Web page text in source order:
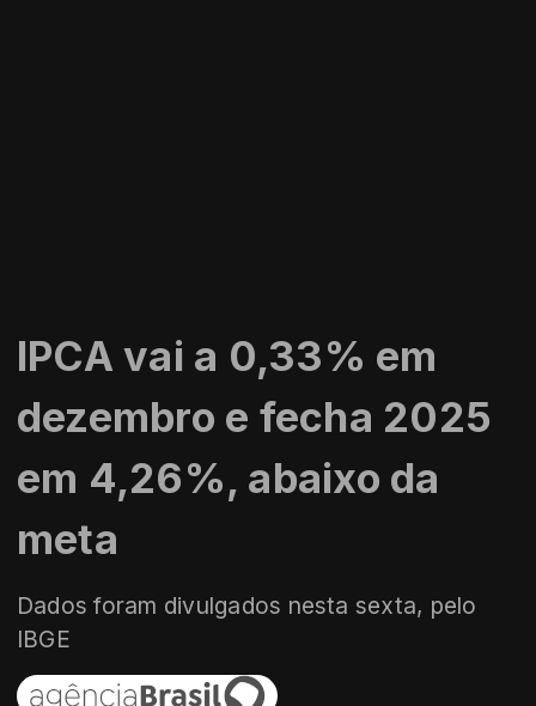
IPCA vai a 0,33% em
dezembro e fecha 2025
em 4,26%, abaixo da
meta
Dados foram divulgados nesta sexta, pelo
IBGE